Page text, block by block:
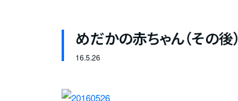
めだかの赤ちゃん（その後）
16.5.26